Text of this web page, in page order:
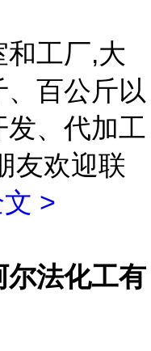
工厂,大
百公斤以
、代加工
友欢迎联
>
尔法化工有